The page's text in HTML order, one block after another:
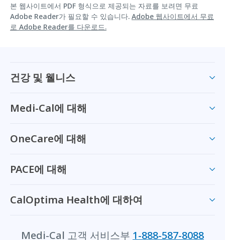
본 웹사이트에서 PDF 형식으로 제공되는 자료를 보려면 무료
Adobe Reader가 필요할 수 있습니다. Adobe 웹사이트에서 무료
로 Adobe Reader를 다운로드.
건강 및 웰니스
Medi-Cal에 대해
OneCare에 대해
PACE에 대해
CalOptima Health에 대하여
Medi-Cal 고객 서비스부 1-888-587-8088